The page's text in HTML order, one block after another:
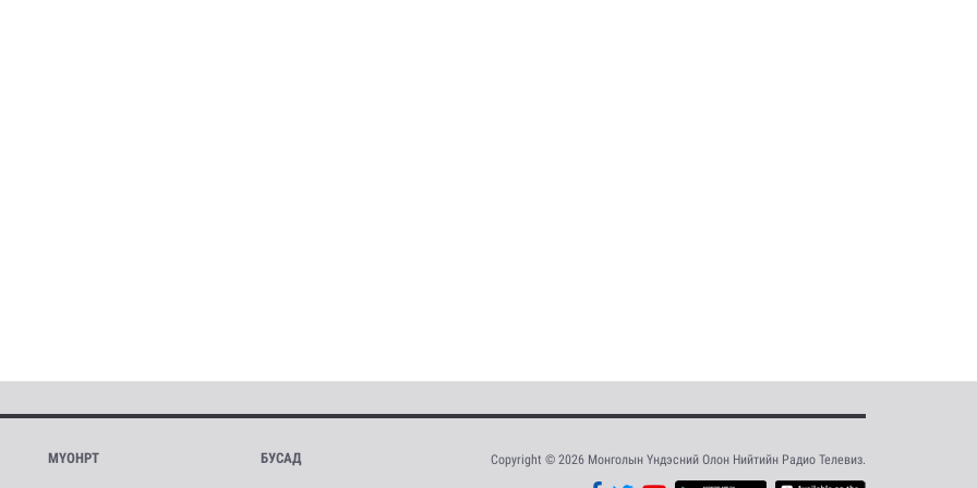
МҮОНРТ БУСАД Copyright © 2026 Монголын Үндэсний Олон Нийтийн Радио Телевиз.